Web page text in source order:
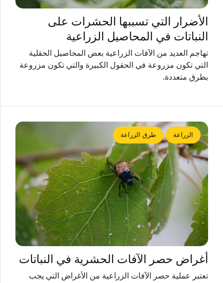
الأضرار التي تسببها الحشرات على
النباتات في المحاصيل الزراعية
تهاجم العديد من الآفات الزراعية بعض المحاصيل الحقلية
التي تكون مزروعة في الحقول الكبيرة والتي تكون مزروعة
بطرق متعددة.
الزراعة طرق الزراعة
أغراض حصر الآفات الحشرية في النباتات
تعتبر عملية حصر الآفات الزراعية من الأغراض التي يجب